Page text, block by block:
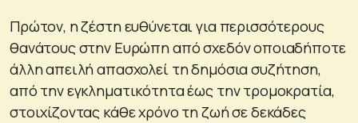
Πρώτον, η ζέστη ευθύνεται για περισσότερους
θανάτους στην Ευρώπη από σχεδόν οποιαδήποτε
άλλη απειλή απασχολεί τη δημόσια συζήτηση,
από την εγκληματικότητα έως την τρομοκρατία,
στοιχίζοντας κάθε χρόνο τη ζωή σε δεκάδες